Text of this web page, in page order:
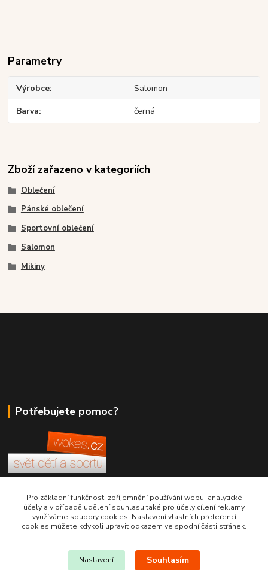
Parametry
Výrobce Salomon
Barva černá
Zboží zařazeno v kategoriích
Oblečení
Pánské oblečení
Sportovní oblečení
Salomon
Mikiny
Potřebujete pomoc?
+420 380 830 198
wokas.online@yahoo.cz
Pro základní funkčnost, zpříjemnění používání webu, analytické
účely a v případě udělení souhlasu také pro účely cílení reklamy
využíváme soubory cookies. Nastavení vlastních preferencí
cookies můžete kdykoli upravit odkazem ve spodní části stránek.
Nastavení Souhlasím